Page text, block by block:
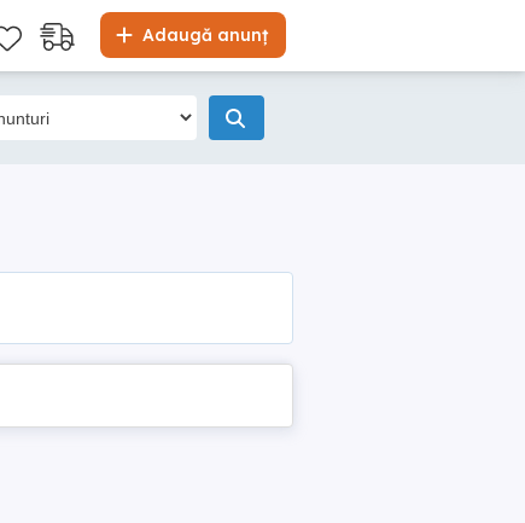
Adaugă anunț